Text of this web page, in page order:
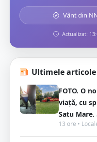
Vânt din
Actualizat:
Ultimele articole
FOTO. O
viață, cu
Satu Mare.
13 ore •